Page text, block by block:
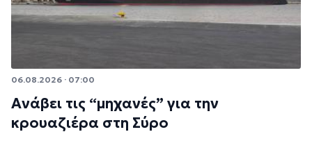
06.08.2026 · 07:00
Ανάβει τις “μηχανές” για την
κρουαζιέρα στη Σύρο